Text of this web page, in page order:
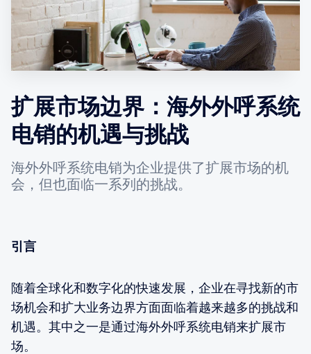
扩展市场边界：海外外呼系统
电销的机遇与挑战
海外外呼系统电销为企业提供了扩展市场的机
会，但也面临一系列的挑战。
引言
随着全球化和数字化的快速发展，企业在寻找新的市
场机会和扩大业务边界方面面临着越来越多的挑战和
机遇。其中之一是通过海外外呼系统电销来扩展市
场。